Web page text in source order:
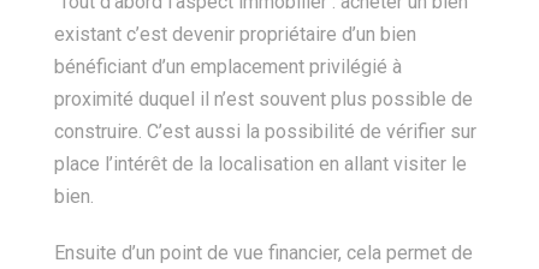
existant c’est devenir propriétaire d’un bien
bénéficiant d’un emplacement privilégié à
proximité duquel il n’est souvent plus possible de
construire. C’est aussi la possibilité de vérifier sur
place l’intérêt de la localisation en allant visiter le
bien.
Ensuite d’un point de vue financier, cela permet de